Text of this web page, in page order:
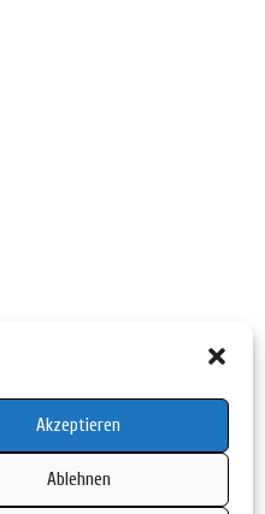
Akzeptieren
Ablehnen